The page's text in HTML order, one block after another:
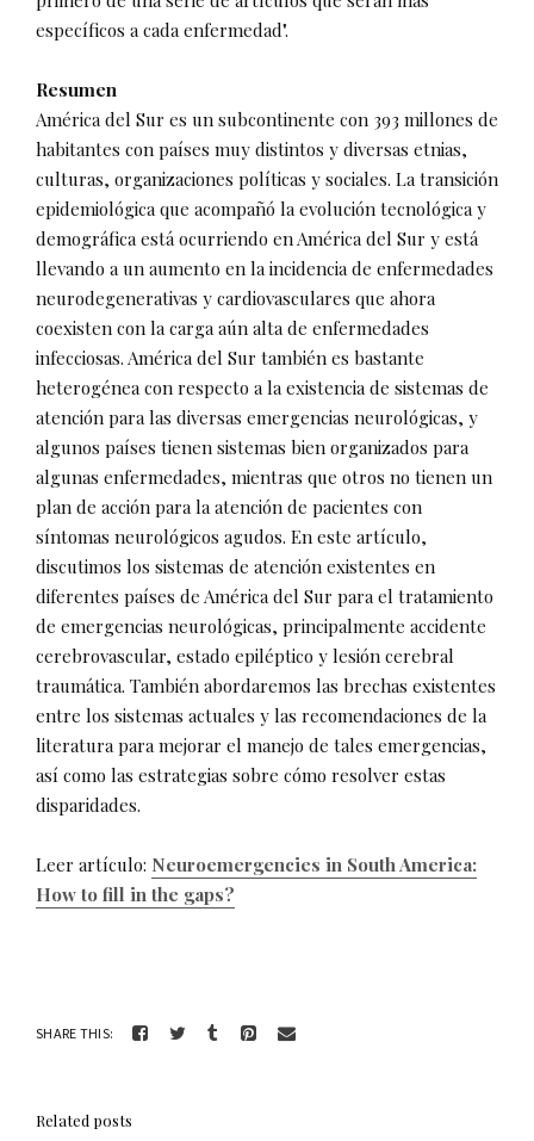
específicos a cada enfermedad".
Resumen
América del Sur es un subcontinente con 393 millones de
habitantes con países muy distintos y diversas etnias,
culturas, organizaciones políticas y sociales. La transición
epidemiológica que acompañó la evolución tecnológica y
demográfica está ocurriendo en América del Sur y está
llevando a un aumento en la incidencia de enfermedades
neurodegenerativas y cardiovasculares que ahora
coexisten con la carga aún alta de enfermedades
infecciosas. América del Sur también es bastante
heterogénea con respecto a la existencia de sistemas de
atención para las diversas emergencias neurológicas, y
algunos países tienen sistemas bien organizados para
algunas enfermedades, mientras que otros no tienen un
plan de acción para la atención de pacientes con
síntomas neurológicos agudos. En este artículo,
discutimos los sistemas de atención existentes en
diferentes países de América del Sur para el tratamiento
de emergencias neurológicas, principalmente accidente
cerebrovascular, estado epiléptico y lesión cerebral
traumática. También abordaremos las brechas existentes
entre los sistemas actuales y las recomendaciones de la
literatura para mejorar el manejo de tales emergencias,
así como las estrategias sobre cómo resolver estas
disparidades.
Leer artículo: Neuroemergencies in South America:
How to fill in the gaps?
SHARE THIS:
Related posts